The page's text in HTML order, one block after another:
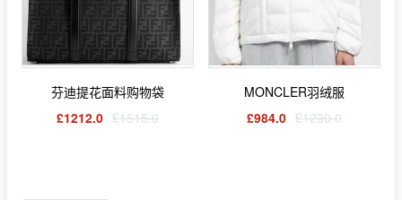
芬迪提花面料购物袋
£1212.0 £1515.0
MONCLER羽绒服
£984.0 £1230.0